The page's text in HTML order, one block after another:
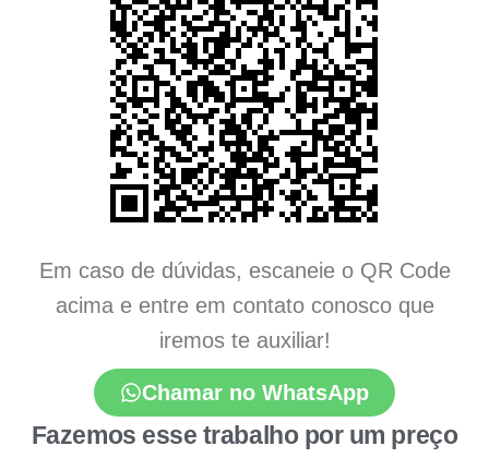
Em caso de dúvidas, escaneie o QR Code
acima e entre em contato conosco que
iremos te auxiliar!
Chamar no WhatsApp
Fazemos esse trabalho por um preço